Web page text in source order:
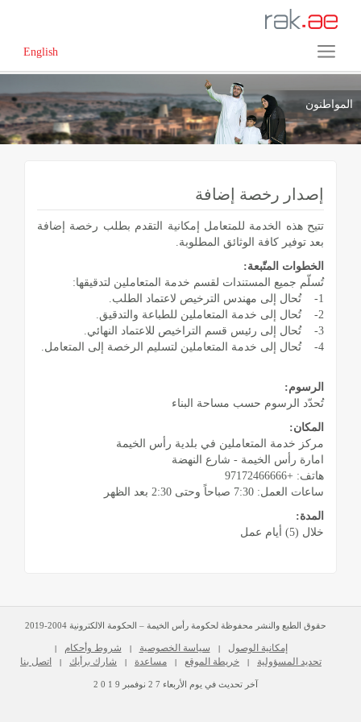
English
المواطنون
إصدار رخصة إضافة
تتيح هذه الخدمة للمتعامل إمكانية التقدم بطلب رخصة إضافة
بعد توفير كافة الوثائق المطلوبة.
الخطوات المتّبعة:
تُسلّم جميع المستندات لقسم خدمة المتعاملين لتدقيقها:
1- تُحال إلى مهندس الترخيص لاعتماد الطلب.
2- تُحال إلى خدمة المتعاملين للطباعة والتدقيق.
3- تُحال إلى رئيس قسم التراخيص للاعتماد النهائي.
4- تُحال إلى خدمة المتعاملين لتسليم الرخصة إلى المتعامل.
الرسوم:
تُحدّد الرسوم حسب مساحة البناء
المكان:
مركز خدمة المتعاملين في بلدية رأس الخيمة
امارة رأس الخيمة - شارع النهضة
هاتف: +97172466666
ساعات العمل: 7:30 صباحاً وحتى 2:30 بعد الظهر
المدة:
خلال (5) أيام عمل
حقوق الطبع والنشر محفوظة لحكومة رأس الخيمة – الحكومة الالكترونية 2004-2019
إمكانية الوصول | سياسة الخصوصية | شروط وأحكام |
تحديد المسؤولية | خريطة الموقع | مساعدة | شارك برأيك | اتصل بنا
2 0 1 9 نوفمبر 2 7 الأربعاء آخر تحديث في يوم